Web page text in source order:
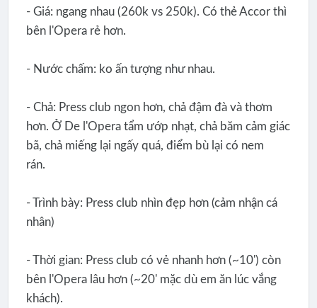
- Giá: ngang nhau (260k vs 250k). Có thẻ Accor thì
bên l'Opera rẻ hơn.
- Nước chấm: ko ấn tượng như nhau.
- Chả: Press club ngon hơn, chả đậm đà và thơm
hơn. Ở De l'Opera tẩm ướp nhạt, chả băm cảm giác
bã, chả miếng lại ngấy quá, điểm bù lại có nem
rán.
- Trình bày: Press club nhìn đẹp hơn (cảm nhận cá
nhân)
- Thời gian: Press club có vẻ nhanh hơn (~10') còn
bên l'Opera lâu hơn (~20' mặc dù em ăn lúc vắng
khách).